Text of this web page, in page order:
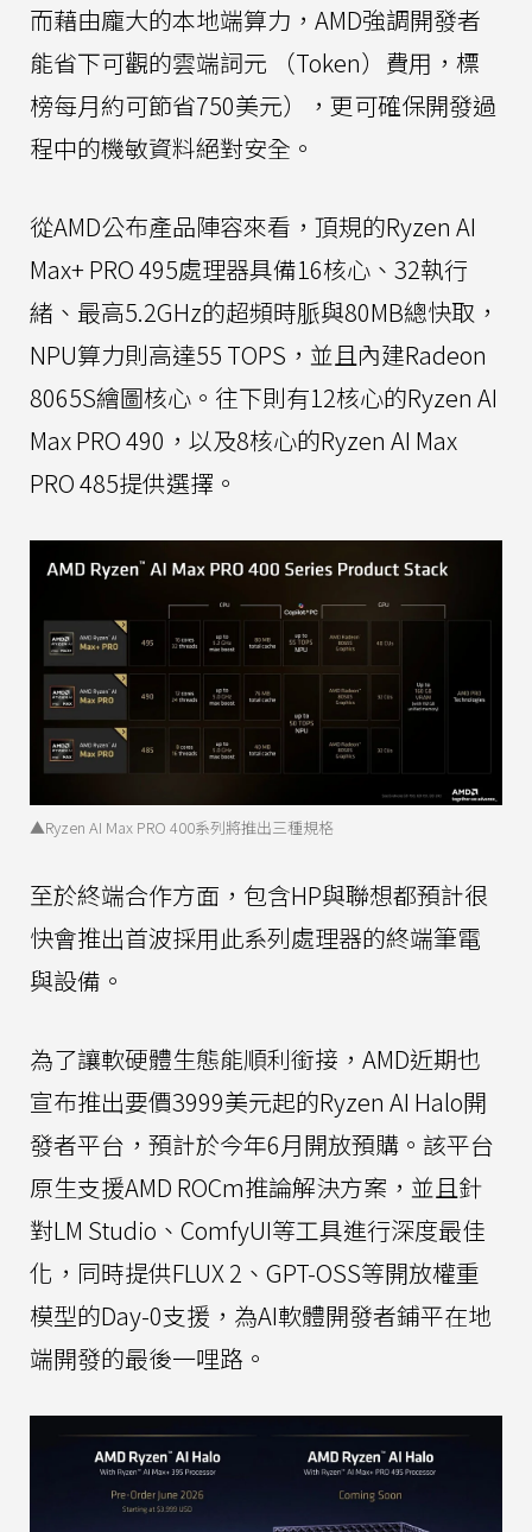
而藉由龐大的本地端算力，AMD強調開發者
能省下可觀的雲端詞元 （Token）費用，標
榜每月約可節省750美元），更可確保開發過
程中的機敏資料絕對安全。
從AMD公布產品陣容來看，頂規的Ryzen AI
Max+ PRO 495處理器具備16核心、32執行
緒、最高5.2GHz的超頻時脈與80MB總快取，
NPU算力則高達55 TOPS，並且內建Radeon
8065S繪圖核心。往下則有12核心的Ryzen AI
Max PRO 490，以及8核心的Ryzen AI Max
PRO 485提供選擇。
▲Ryzen AI Max PRO 400系列將推出三種規格
至於終端合作方面，包含HP與聯想都預計很
快會推出首波採用此系列處理器的終端筆電
與設備。
為了讓軟硬體生態能順利銜接，AMD近期也
宣布推出要價3999美元起的Ryzen AI Halo開
發者平台，預計於今年6月開放預購。該平台
原生支援AMD ROCm推論解決方案，並且針
對LM Studio、ComfyUI等工具進行深度最佳
化，同時提供FLUX 2、GPT-OSS等開放權重
模型的Day-0支援，為AI軟體開發者鋪平在地
端開發的最後一哩路。